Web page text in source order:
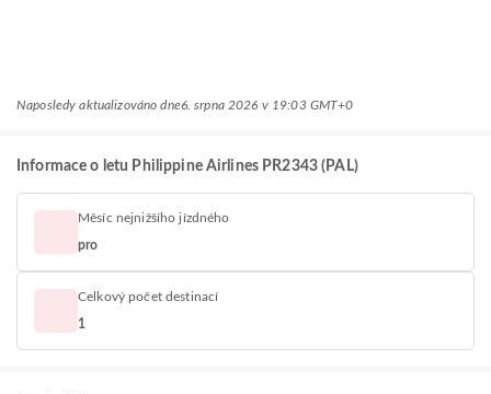
Naposledy aktualizováno dne6. srpna 2026 v 19:03 GMT+0
Informace o letu Philippine Airlines PR2343 (PAL)
Měsíc nejnižšího jízdného
pro
Celkový počet destinací
1